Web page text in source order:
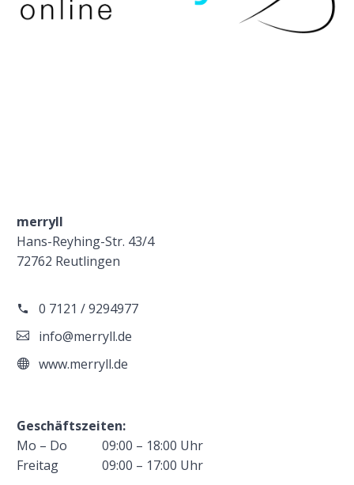
merryll
Hans-Reyhing-Str. 43/4
72762 Reutlingen
0 7121 / 9294977
info@merryll.de
www.merryll.de
Geschäftszeiten:
Mo – Do
09:00 – 18:00 Uhr
Freitag
09:00 – 17:00 Uhr